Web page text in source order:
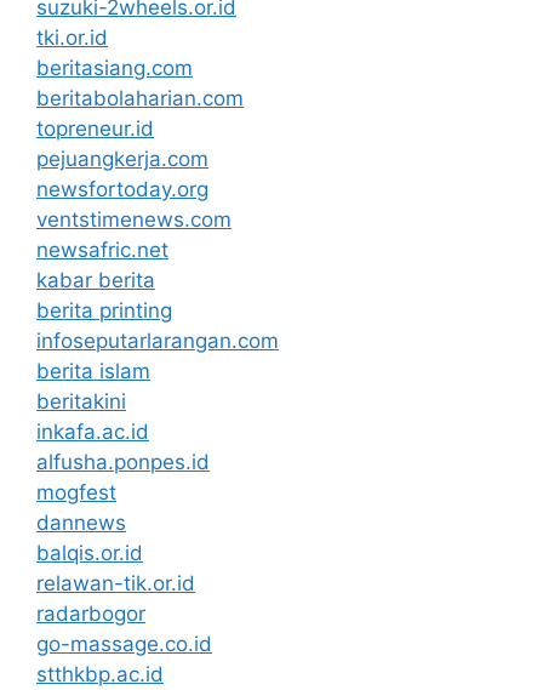
suzuki-2wheels.or.id
tki.or.id
beritasiang.com
beritabolaharian.com
topreneur.id
pejuangkerja.com
newsfortoday.org
ventstimenews.com
newsafric.net
kabar berita
berita printing
infoseputarlarangan.com
berita islam
beritakini
inkafa.ac.id
alfusha.ponpes.id
mogfest
dannews
balqis.or.id
relawan-tik.or.id
radarbogor
go-massage.co.id
stthkbp.ac.id